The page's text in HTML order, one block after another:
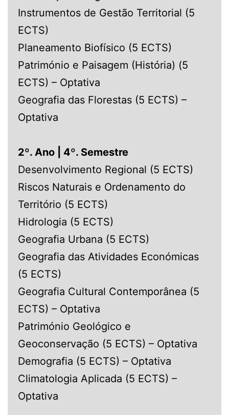
Instrumentos de Gestão Territorial (5
ECTS)
Planeamento Biofísico (5 ECTS)
Património e Paisagem (História) (5
ECTS) – Optativa
Geografia das Florestas (5 ECTS) –
Optativa
2º. Ano | 4º. Semestre
Desenvolvimento Regional (5 ECTS)
Riscos Naturais e Ordenamento do
Território (5 ECTS)
Hidrologia (5 ECTS)
Geografia Urbana (5 ECTS)
Geografia das Atividades Económicas
(5 ECTS)
Geografia Cultural Contemporânea (5
ECTS) – Optativa
Património Geológico e
Geoconservação (5 ECTS) – Optativa
Demografia (5 ECTS) – Optativa
Climatologia Aplicada (5 ECTS) –
Optativa